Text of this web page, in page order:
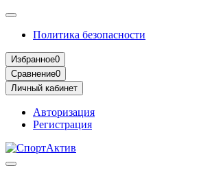
Политика безопасности
Избранное0
Сравнение0
Личный кабинет
Авторизация
Регистрация